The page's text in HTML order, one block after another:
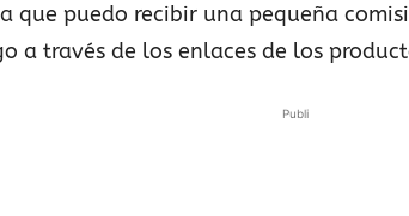
que puedo recibir una pequeña
a través de los enlaces de los
Publi